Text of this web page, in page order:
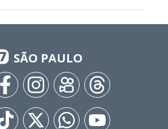
SÃO PAULO